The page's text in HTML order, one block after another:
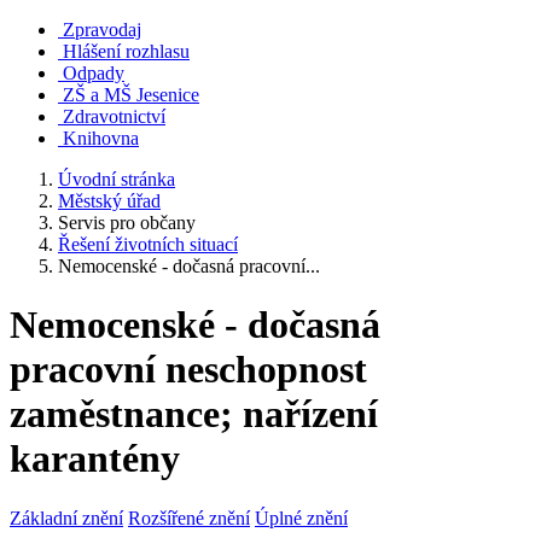
Zpravodaj
Hlášení rozhlasu
Odpady
ZŠ a MŠ Jesenice
Zdravotnictví
Knihovna
Úvodní stránka
Městský úřad
Servis pro občany
Řešení životních situací
Nemocenské - dočasná pracovní...
Nemocenské - dočasná
pracovní neschopnost
zaměstnance; nařízení
karantény
Základní znění Rozšířené znění Úplné znění